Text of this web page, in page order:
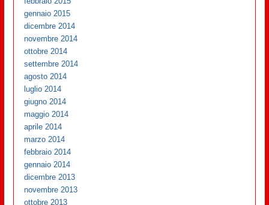
gennaio 2015
dicembre 2014
novembre 2014
ottobre 2014
settembre 2014
agosto 2014
luglio 2014
giugno 2014
maggio 2014
aprile 2014
marzo 2014
febbraio 2014
gennaio 2014
dicembre 2013
novembre 2013
ottobre 2013